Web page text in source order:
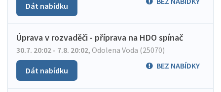
Dát nabídku
Úprava v rozvaděči - příprava na HDO spínač
30.7. 20:02 - 7.8. 20:02, Odolena Voda (25070)
BEZ NABÍDKY
Dát nabídku